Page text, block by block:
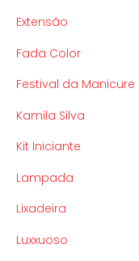
Extensão
Fada Color
Festival da Manicure
Kamila Silva
Kit Iniciante
Lampada
Lixadeira
Luxxuoso